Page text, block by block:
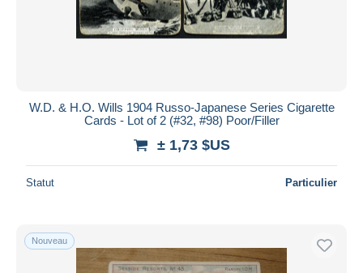
Vendus
depuis
jours
Prix
Uniquement en réduction
Livraison gratuite
W.D. & H.O. Wills 1904 Russo-Japanese Series Cigarette
Cards - Lot of 2 (#32, #98) Poor/Filler
± 1,73 $US
Statut Particulier
Nouveau